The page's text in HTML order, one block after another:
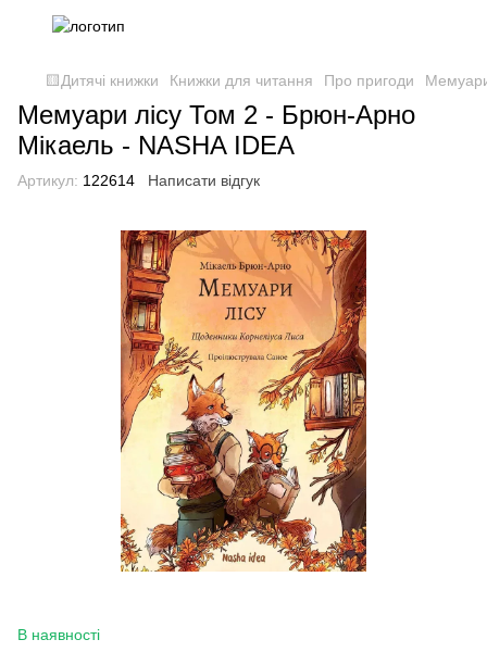
🟨Дитячі книжки Книжки для читання Про пригоди
Мемуари лісу Том 2 - Брюн-Арно
Мікаель - NASHA IDEA
Артикул: 122614 Написати відгук
В наявності